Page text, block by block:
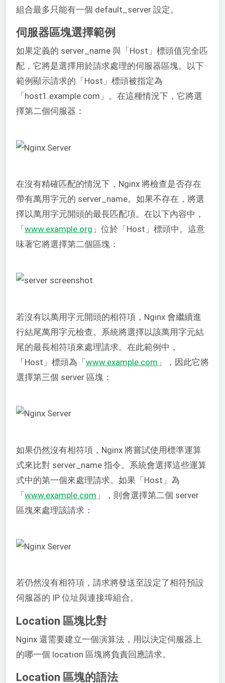
組合最多只能有一個 default_server 設定。
伺服器區塊選擇範例
如果定義的 server_name 與「Host」標頭值完全匹
配，它將是選擇用於請求處理的伺服器區塊。以下
範例顯示請求的「Host」標頭被指定為
「host1.example.com」。在這種情況下，它將選
擇第二個伺服器：
在沒有精確匹配的情況下，Nginx 將檢查是否存在
帶有萬用字元的 server_name。如果不存在，將選
擇以萬用字元開頭的最長匹配項。在以下內容中，
「www.example.org 」位於「Host」標頭中。這意
味著它將選擇第二個區塊：
若沒有以萬用字元開頭的相符項，Nginx 會繼續進
行結尾萬用字元檢查。系統將選擇以該萬用字元結
尾的最長相符項來處理請求。在此範例中，
「Host」標頭為「www.example.com 」，因此它將
選擇第三個 server 區塊：
如果仍然沒有相符項，Nginx 將嘗試使用標準運算
式來比對 server_name 指令。系統會選擇這些運算
式中的第一個來處理請求。如果「Host」為
「www.example.com 」，則會選擇第二個 server
區塊來處理該請求：
若仍然沒有相符項，請求將發送至設定了相符預設
伺服器的 IP 位址與連接埠組合。
Location 區塊比對
Nginx 還需要建立一個演算法，用以決定伺服器上
的哪一個 location 區塊將負責回應請求。
Location 區塊的語法